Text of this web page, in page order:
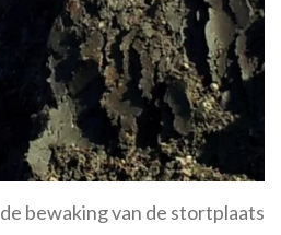
de bewaking van de stortplaats